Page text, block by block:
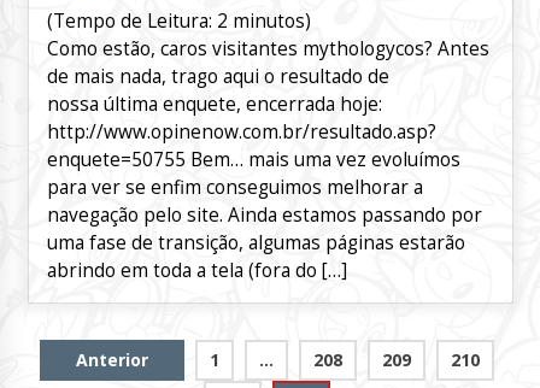
(Tempo de Leitura: 2 minutos)
Como estão, caros visitantes mythologycos? Antes
de mais nada, trago aqui o resultado de
nossa última enquete, encerrada hoje:
http://www.opinenow.com.br/resultado.asp?
enquete=50755 Bem… mais uma vez evoluímos
para ver se enfim conseguimos melhorar a
navegação pelo site. Ainda estamos passando por
uma fase de transição, algumas páginas estarão
abrindo em toda a tela (fora do […]
Paginação
Anterior 1 … 208 209
210